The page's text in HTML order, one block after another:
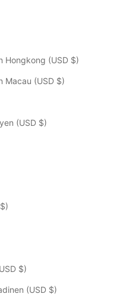
Hongkong (USD $)
Macau (USD $)
(USD $)
$)
(USD $)